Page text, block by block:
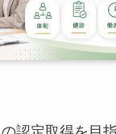
認定取得を目